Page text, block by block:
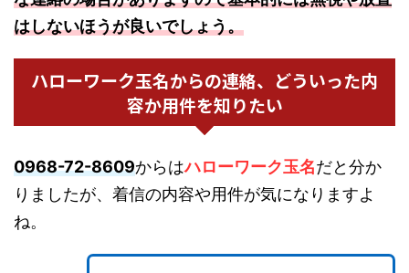
はしないほうが良いでしょう。
ハローワーク玉名からの連絡、どういった内
容か用件を知りたい
0968-72-8609からはハローワーク玉名だと分か
りましたが、着信の内容や用件が気になりますよ
ね。